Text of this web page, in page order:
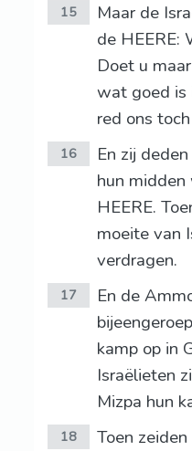
15
Maar de
de HEERE:
Doet u
wat goed is
red ons
16
En zij
hun
HEERE.
moeite van
verdragen.
17
En de
kamp op in
Israëlieten
Mizpa hun
18
Toen